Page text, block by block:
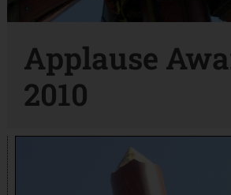
Applause
2010